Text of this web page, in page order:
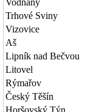
Vodňany
Trhové Sviny
Vizovice
Aš
Lipník nad Bečvou
Litovel
Rýmařov
Český Těšín
Horšovský Týn